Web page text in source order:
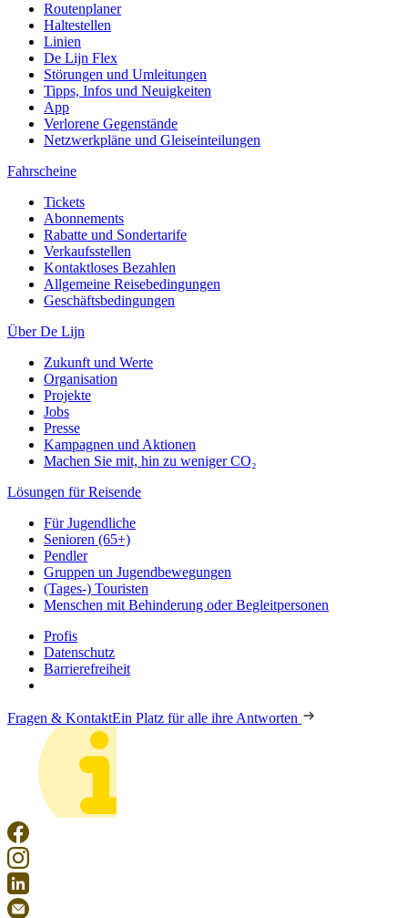
Routenplaner
Haltestellen
Linien
De Lijn Flex
Störungen und Umleitungen
Tipps, Infos und Neuigkeiten
App
Verlorene Gegenstände
Netzwerkpläne und Gleiseinteilungen
Fahrscheine
Tickets
Abonnements
Rabatte und Sondertarife
Verkaufsstellen
Kontaktloses Bezahlen
Allgemeine Reisebedingungen
Geschäftsbedingungen
Über De Lijn
Zukunft und Werte
Organisation
Projekte
Jobs
Presse
Kampagnen und Aktionen
Machen Sie mit, hin zu weniger CO₂
Lösungen für Reisende
Für Jugendliche
Senioren (65+)
Pendler
Gruppen un Jugendbewegungen
(Tages-) Touristen
Menschen mit Behinderung oder Begleitpersonen
Profis
Datenschutz
Barrierefreiheit
Fragen & KontaktEin Platz für alle ihre Antworten